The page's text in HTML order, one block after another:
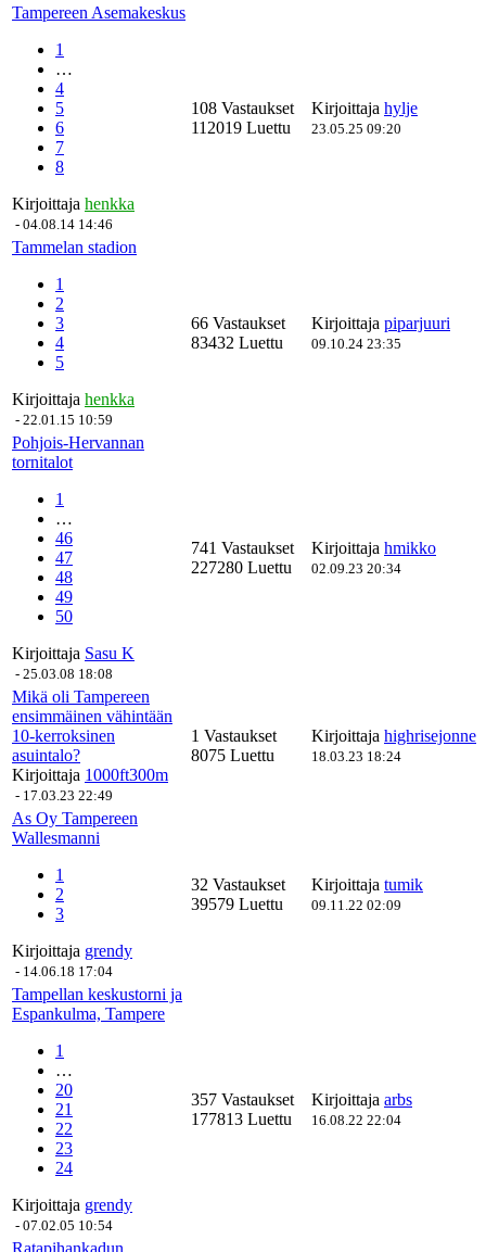
Tampereen Asemakeskus
1
…
4
5
6
7
8
Kirjoittaja henkka
- 04.08.14 14:46
108 Vastaukset
112019 Luettu
Kirjoittaja hylje
23.05.25 09:20
Tammelan stadion
1
2
3
4
5
Kirjoittaja henkka
- 22.01.15 10:59
66 Vastaukset
83432 Luettu
Kirjoittaja piparjuuri
09.10.24 23:35
Pohjois-Hervannan
tornitalot
1
…
46
47
48
49
50
Kirjoittaja Sasu K
- 25.03.08 18:08
741 Vastaukset
227280 Luettu
Kirjoittaja hmikko
02.09.23 20:34
Mikä oli Tampereen
ensimmäinen vähintään
10-kerroksinen
asuintalo?
Kirjoittaja 1000ft300m
- 17.03.23 22:49
1 Vastaukset
8075 Luettu
Kirjoittaja highrisejonne
18.03.23 18:24
As Oy Tampereen
Wallesmanni
1
2
3
Kirjoittaja grendy
- 14.06.18 17:04
32 Vastaukset
39579 Luettu
Kirjoittaja tumik
09.11.22 02:09
Tampellan keskustorni ja
Espankulma, Tampere
1
…
20
21
22
23
24
Kirjoittaja grendy
- 07.02.05 10:54
357 Vastaukset
177813 Luettu
Kirjoittaja arbs
16.08.22 22:04
Ratapihankadun